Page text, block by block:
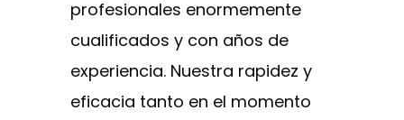
profesionales enormemente
cualificados y con años de
experiencia. Nuestra rapidez y
eficacia tanto en el momento